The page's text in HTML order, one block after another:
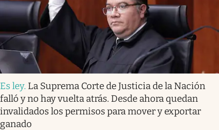
Es ley. La Suprema Corte de Justicia de la Nación
falló y no hay vuelta atrás. Desde ahora quedan
invalidados los permisos para mover y exportar
ganado